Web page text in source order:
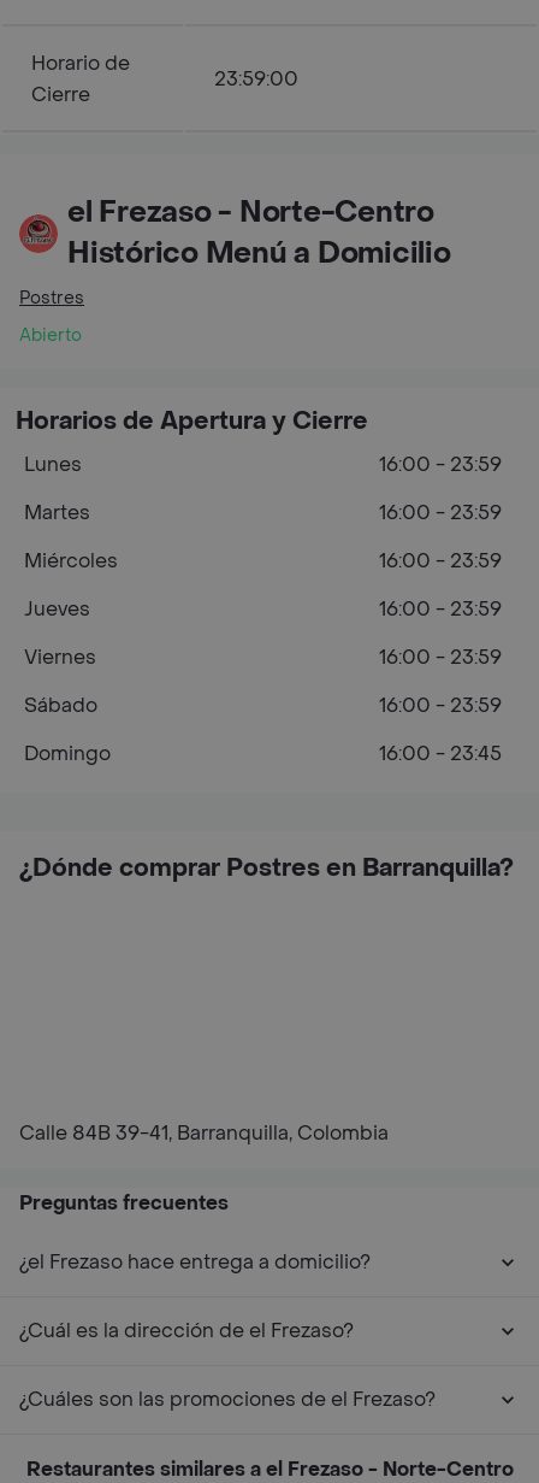
Horario de
Cierre
23:59:00
el Frezaso - Norte-Centro
Histórico Menú a Domicilio
Postres
Abierto
¿Dónde comprar Postres en Barranquilla?
Calle 84B 39-41, Barranquilla, Colombia
Horarios de Apertura y Cierre
Lunes
16:00 - 23:59
Martes
16:00 - 23:59
Miércoles
16:00 - 23:59
Jueves
16:00 - 23:59
Viernes
16:00 - 23:59
Sábado
16:00 - 23:59
Domingo
16:00 - 23:45
Preguntas frecuentes
¿el Frezaso hace entrega a domicilio?
¿Cuál es la dirección de el Frezaso?
¿Cuáles son las promociones de el Frezaso?
Restaurantes similares a el Frezaso - Norte-Centro